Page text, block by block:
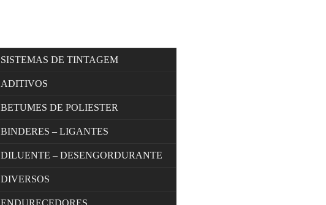
SISTEMAS DE TINTAGEM
ADITIVOS
BETUMES DE POLIESTER
BINDERES – LIGANTES
DILUENTE – DESENGORDURANTE
DIVERSOS
ENDURECEDORES